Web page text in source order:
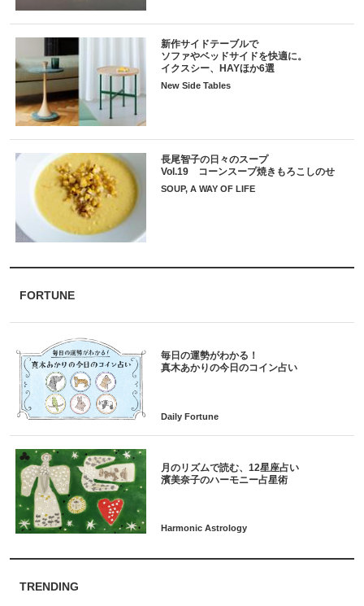
新作サイドテーブルで
ソファやベッドサイドを快適に。
イクスシー、HAYほか6選
New Side Tables
長尾智子の日々のスープ
Vol.19 コーンスープ焼きもろこしのせ
SOUP, A WAY OF LIFE
FORTUNE
毎日の運勢がわかる！
月のリズムで読む、12星座占い
TRENDING